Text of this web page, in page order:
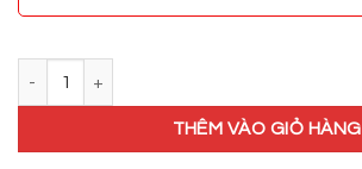
THÊM VÀO GIỎ HÀNG